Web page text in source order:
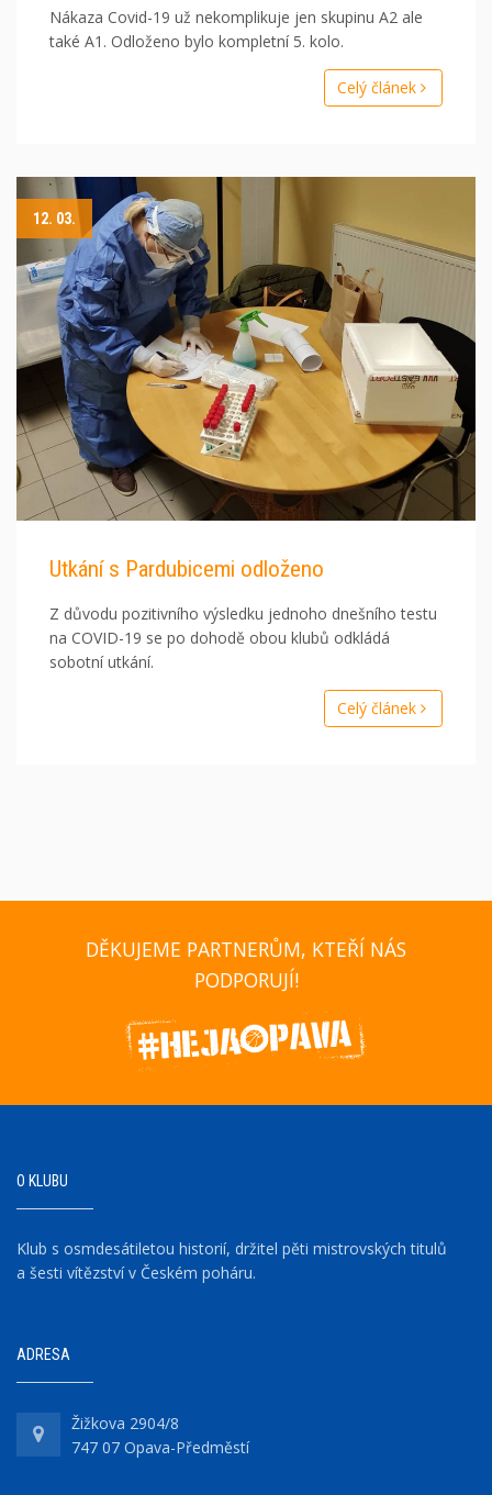
Nákaza Covid-19 už nekomplikuje jen skupinu A2 ale
také A1. Odloženo bylo kompletní 5. kolo.
Celý článek
12. 03.
Utkání s Pardubicemi odloženo
Z důvodu pozitivního výsledku jednoho dnešního testu
na COVID-19 se po dohodě obou klubů odkládá
sobotní utkání.
Celý článek
DĚKUJEME PARTNERŮM, KTEŘÍ NÁS
PODPORUJÍ!
O KLUBU
Klub s osmdesátiletou historií, držitel pěti mistrovských titulů
a šesti vítězství v Českém poháru.
ADRESA
Žižkova 2904/8
747 07 Opava-Předměstí